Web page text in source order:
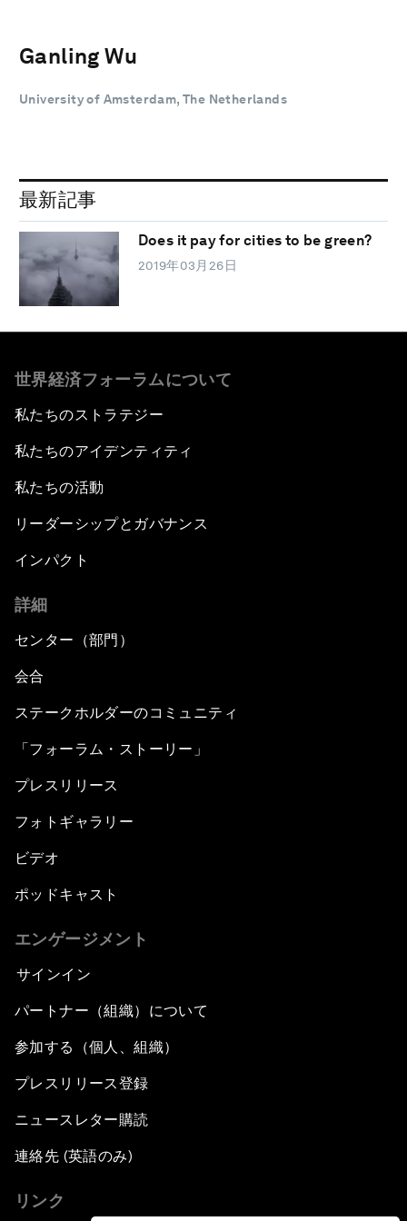
Ganling Wu
University of Amsterdam, The Netherlands
最新記事
Does it pay for cities to be green?
2019年03月26日
世界経済フォーラムについて
私たちのストラテジー
私たちのアイデンティティ
私たちの活動
リーダーシップとガバナンス
インパクト
詳細
センター（部門）
会合
ステークホルダーのコミュニティ
「フォーラム・ストーリー」
プレスリリース
フォトギャラリー
ビデオ
ポッドキャスト
エンゲージメント
サインイン
パートナー（組織）について
参加する（個人、組織）
プレスリリース登録
ニュースレター購読
連絡先 (英語のみ)
リンク